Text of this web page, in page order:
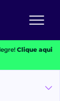
Clique aqui